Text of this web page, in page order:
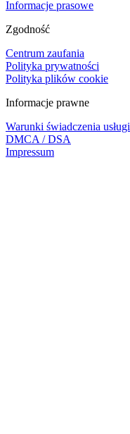
Informacje prasowe
Zgodność
Centrum zaufania
Polityka prywatności
Polityka plików cookie
Informacje prawne
Warunki świadczenia usługi
DMCA / DSA
Impressum